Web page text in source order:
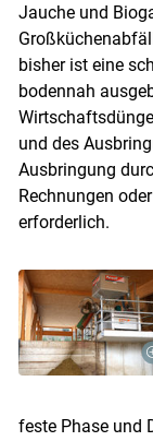
Jauche und
bisher ist eine
bodennah
und des
Ausbringung
Rechnungen
erforderlich.
feste Phase und